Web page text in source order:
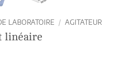
LABORATOIRE / AGITATEUR
linéaire